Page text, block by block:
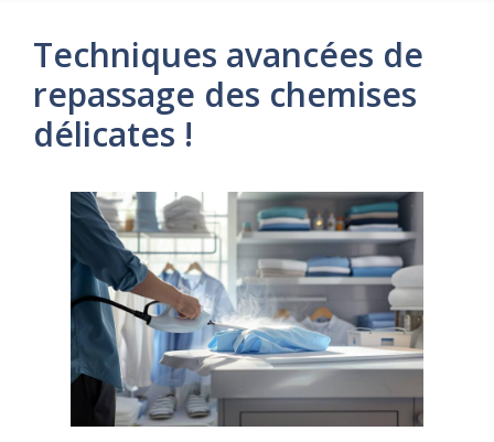
Techniques avancées de
repassage des chemises
délicates !